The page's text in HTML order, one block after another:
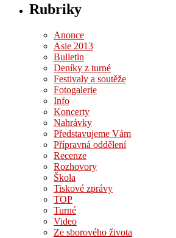
Rubriky
Anonce
Asie 2013
Bulletin
Deníky z turné
Festivaly a soutěže
Fotogalerie
Info
Koncerty
Nahrávky
Představujeme Vám
Přípravná oddělení
Recenze
Rozhovory
Škola
Tiskové zprávy
TOP
Turné
Video
Ze sborového života